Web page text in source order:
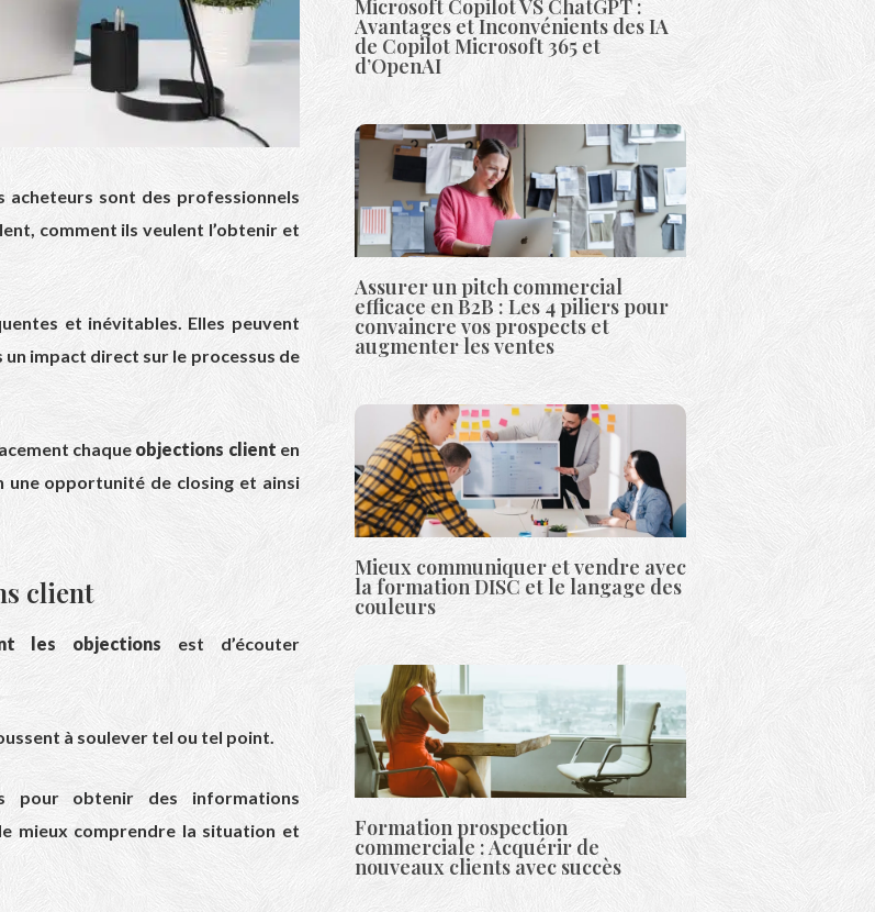
acheteurs sont des professionnels
comment ils veulent l’obtenir et
et inévitables. Elles peuvent
impact direct sur le processus de
chaque objections client en
opportunité de closing et ainsi
client
les objections est d’écouter
à soulever tel ou tel point.
pour obtenir des informations
mieux comprendre la situation et
Microsoft Copilot VS ChatGPT :
Avantages et Inconvénients des IA
de Copilot Microsoft 365 et
d’OpenAI
Assurer un pitch commercial
efficace en B2B : Les 4 piliers pour
convaincre vos prospects et
augmenter les ventes
Mieux communiquer et vendre avec
la formation DISC et le langage des
couleurs
Formation prospection
commerciale : Acquérir de
nouveaux clients avec succès